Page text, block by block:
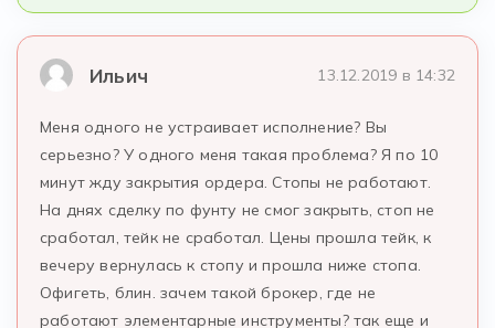
Ильич 13.12.2019 в 14:32
Меня одного не устраивает исполнение? Вы
серьезно? У одного меня такая проблема? Я по 10
минут жду закрытия ордера. Стопы не работают.
На днях сделку по фунту не смог закрыть, стоп не
сработал, тейк не сработал. Цены прошла тейк, к
вечеру вернулась к стопу и прошла ниже стопа.
Офигеть, блин. зачем такой брокер, где не
работают элементарные инструменты? так еще и